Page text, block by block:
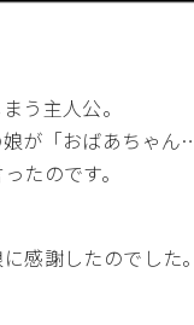
う主人公。
が「おばあちゃ
たのです。
感謝したのでした。